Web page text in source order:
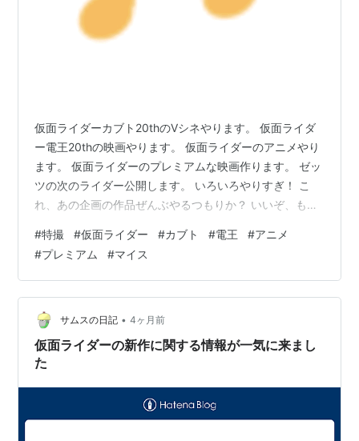
仮面ライダーカブト20thのVシネやります。 仮面ライダ
ー電王20thの映画やります。 仮面ライダーのアニメやり
ます。 仮面ライダーのプレミアムな映画作ります。 ゼッ
ツの次のライダー公開します。 いろいろやりすぎ！ こ
れ、あの企画の作品ぜんぶやるつもりか？ いいぞ、もっ
の朝は、東映だ〜！！
#特撮 #仮面ライダー #カブト #電王 #アニメ
#プレミアム #マイス
サムスの日記 • 4ヶ月前
仮面ライダーの新作に関する情報が一気に来まし
た